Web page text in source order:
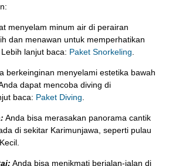
menyelam minum air di perairan
dan menawan untuk memperhatikan
lanjut baca: Paket Snorkeling.
berkeinginan menyelami estetika bawah
dapat mencoba diving di
baca: Paket Diving.
Anda bisa merasakan panorama cantik
di sekitar Karimunjawa, seperti pulau
Anda bisa menikmati berjalan-jalan di